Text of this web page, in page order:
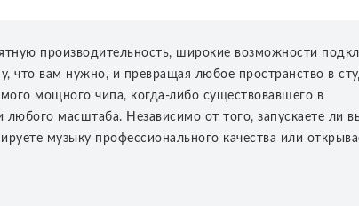
производительность, широкие возможности
что вам нужно, и превращая любое пространство в
мощного чипа, когда-либо существовавшего в
масштаба. Независимо от того, запускаете ли
музыку профессионального качества или